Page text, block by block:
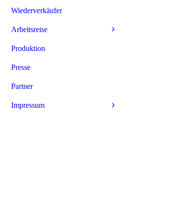
Wiederverkäufer
Arbeitsreise
Produktion
Presse
Partner
Impressum